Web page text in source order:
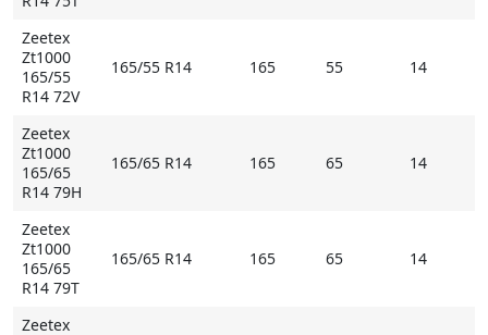
Zeetex
Zt1000
165/55
R14 72V
165/55 R14 165 55 14
Zeetex
Zt1000
165/65
R14 79H
165/65 R14 165 65 14
Zeetex
Zt1000
165/65
R14 79T
165/65 R14 165 65 14
Zeetex